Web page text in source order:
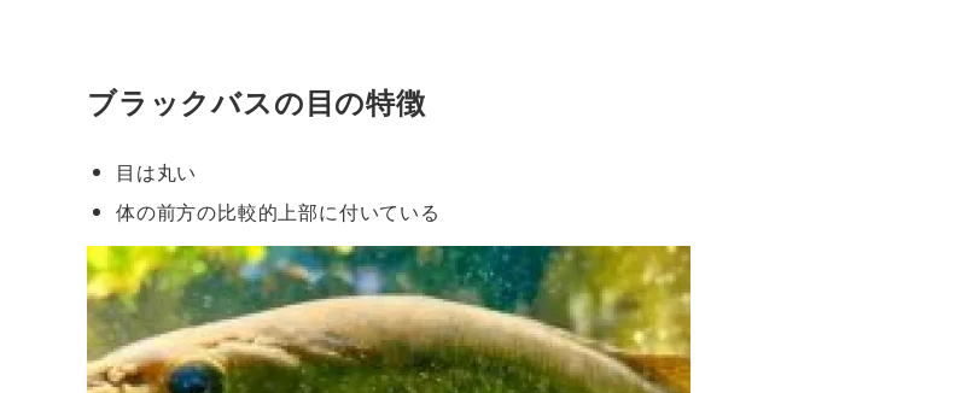
ブラックバスの目の特徴
目は丸い
体の前方の比較的上部に付いている